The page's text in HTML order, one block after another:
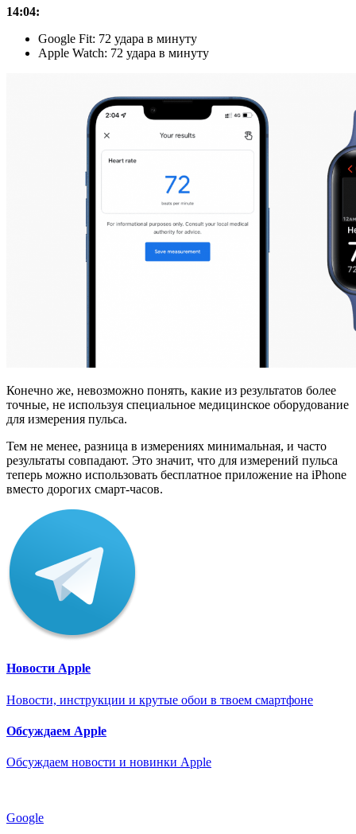
14:04:
Google Fit: 72 удара в минуту
Apple Watch: 72 удара в минуту
Конечно же, невозможно понять, какие из результатов более
точные, не используя специальное медицинское оборудование
для измерения пульса.
Тем не менее, разница в измерениях минимальная, и часто
результаты совпадают. Это значит, что для измерений пульса
теперь можно использовать бесплатное приложение на iPhone
вместо дорогих смарт-часов.
Новости Apple
Новости, инструкции и крутые обои в твоем смартфоне
Обсуждаем Apple
Обсуждаем новости и новинки Apple
Google